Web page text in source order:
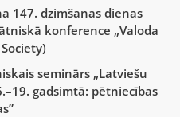
147. dzimšanas dienas
konference „Valoda
seminārs „Latviešu
gadsimtā: pētniecības